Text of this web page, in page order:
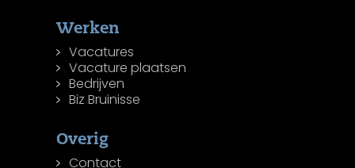
Werken
Vacatures
Vacature plaatsen
Bedrijven
Biz Bruinisse
Overig
Contact